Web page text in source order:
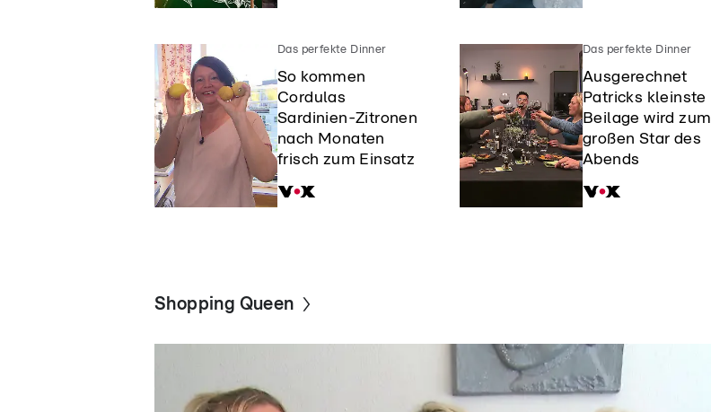
Das perfekte Dinner
So kommen
Cordulas
Sardinien-Zitronen
nach Monaten
frisch zum Einsatz
Das perfekte Dinner
Ausgerechnet
Patricks kleinste
Beilage wird zum
großen Star des
Abends
Shopping Queen